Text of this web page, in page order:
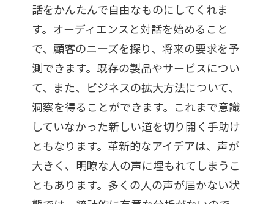
話をかんたんで自由なものにしてくれま
す。オーディエンスと対話を始めること
で、顧客のニーズを探り、将来の要求を予
測できます。既存の製品やサービスについ
て、また、ビジネスの拡大方法について、
洞察を得ることができます。これまで意識
していなかった新しい道を切り開く手助け
ともなります。革新的なアイデアは、声が
大きく、明瞭な人の声に埋もれてしまうこ
ともあります。多くの人の声が届かない状